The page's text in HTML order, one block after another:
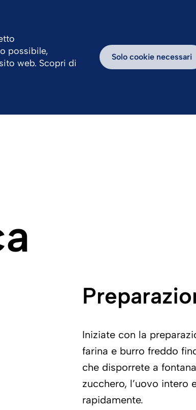
Noi Centro News Blog
Iniziate con la
farina e burro freddo
che disporrete a
zucchero, l’uovo intero
rapidamente.
possibile,
web. Scopri di
Solo cookie necessari